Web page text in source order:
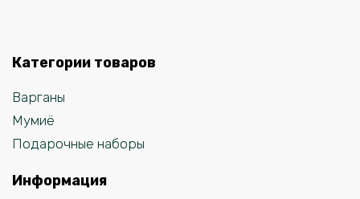
Категории товаров
Варганы
Мумиё
Подарочные наборы
Информация